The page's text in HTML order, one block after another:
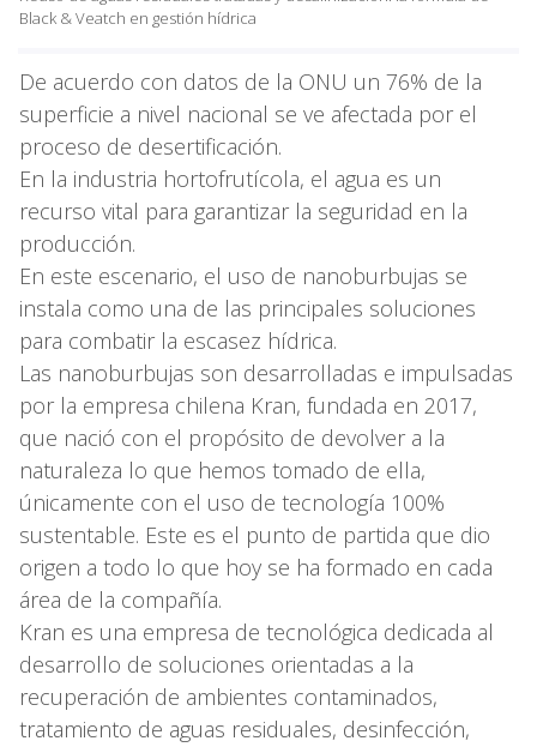
Black & Veatch en gestión hídrica
De acuerdo con datos de la ONU un 76% de la
superficie a nivel nacional se ve afectada por el
proceso de desertificación.
En la industria hortofrutícola, el agua es un
recurso vital para garantizar la seguridad en la
producción.
En este escenario, el uso de nanoburbujas se
instala como una de las principales soluciones
para combatir la escasez hídrica.
Las nanoburbujas son desarrolladas e impulsadas
por la empresa chilena Kran, fundada en 2017,
que nació con el propósito de devolver a la
naturaleza lo que hemos tomado de ella,
únicamente con el uso de tecnología 100%
sustentable. Este es el punto de partida que dio
origen a todo lo que hoy se ha formado en cada
área de la compañía.
Kran es una empresa de tecnológica dedicada al
desarrollo de soluciones orientadas a la
recuperación de ambientes contaminados,
tratamiento de aguas residuales, desinfección,